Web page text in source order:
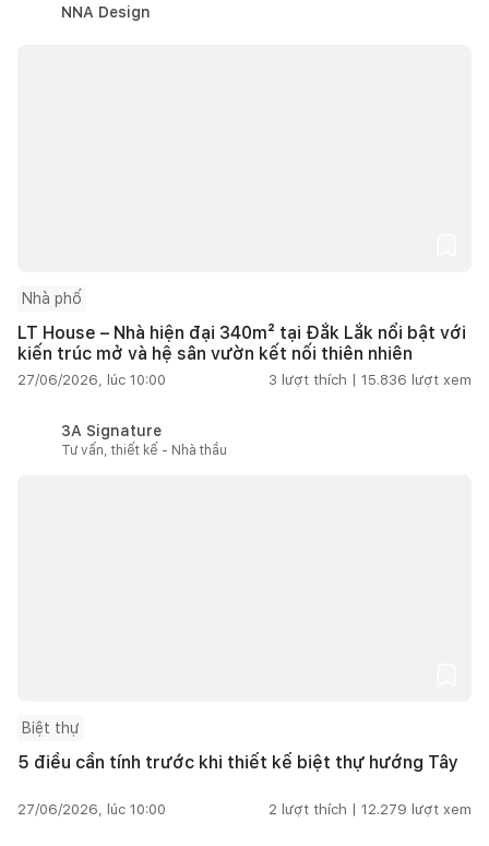
NNA Design
Nhà phố
LT House – Nhà hiện đại 340m² tại Đắk Lắk nổi bật với
kiến trúc mở và hệ sân vườn kết nối thiên nhiên
27/06/2026, lúc 10:00 3 lượt thích | 15.836 lượt xem
3A Signature
Tư vấn, thiết kế - Nhà thầu
Biệt thự
5 điều cần tính trước khi thiết kế biệt thự hướng Tây
27/06/2026, lúc 10:00 2 lượt thích | 12.279 lượt xem